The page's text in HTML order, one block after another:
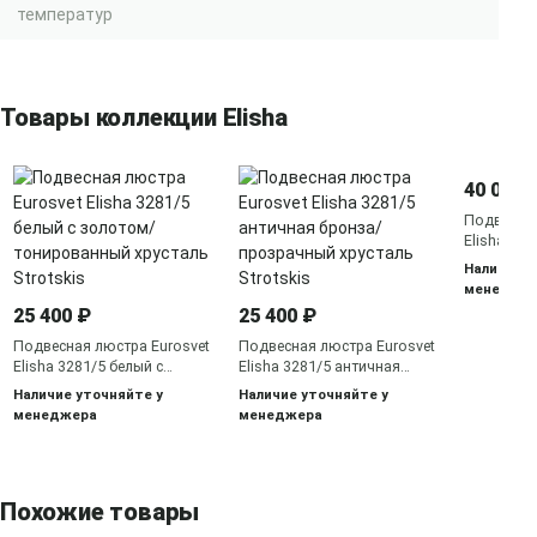
температур
Товары коллекции Elisha
25 400 ₽
Подвесная люстра Eurosvet
Elisha 3281/5 белый с
золотом/тонированный
хрусталь Strotskis
Наличие уточняйте у
менеджера
25 400 ₽
Подвесная люстра Eurosvet
Elisha 3281/5 античная
бронза/прозрачный
хрусталь Strotskis
Наличие уточняйте у
менеджера
40 000
Elisha
бронза/
Наличие
Похожие товары